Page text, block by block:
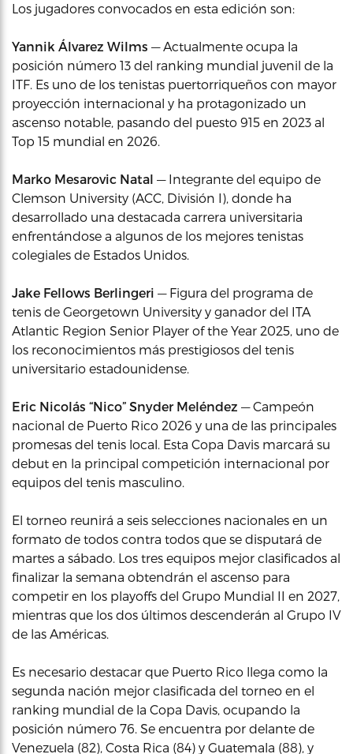
Los jugadores convocados en esta edición son:
Yannik Álvarez Wilms — Actualmente ocupa la
posición número 13 del ranking mundial juvenil de la
ITF. Es uno de los tenistas puertorriqueños con mayor
proyección internacional y ha protagonizado un
ascenso notable, pasando del puesto 915 en 2023 al
Top 15 mundial en 2026.
Marko Mesarovic Natal — Integrante del equipo de
Clemson University (ACC, División I), donde ha
desarrollado una destacada carrera universitaria
enfrentándose a algunos de los mejores tenistas
colegiales de Estados Unidos.
Jake Fellows Berlingeri — Figura del programa de
tenis de Georgetown University y ganador del ITA
Atlantic Region Senior Player of the Year 2025, uno de
los reconocimientos más prestigiosos del tenis
universitario estadounidense.
Eric Nicolás “Nico” Snyder Meléndez — Campeón
nacional de Puerto Rico 2026 y una de las principales
promesas del tenis local. Esta Copa Davis marcará su
debut en la principal competición internacional por
equipos del tenis masculino.
El torneo reunirá a seis selecciones nacionales en un
formato de todos contra todos que se disputará de
martes a sábado. Los tres equipos mejor clasificados al
finalizar la semana obtendrán el ascenso para
competir en los playoffs del Grupo Mundial II en 2027,
mientras que los dos últimos descenderán al Grupo IV
de las Américas.
Es necesario destacar que Puerto Rico llega como la
segunda nación mejor clasificada del torneo en el
ranking mundial de la Copa Davis, ocupando la
posición número 76. Se encuentra por delante de
Venezuela (82), Costa Rica (84) y Guatemala (88), y